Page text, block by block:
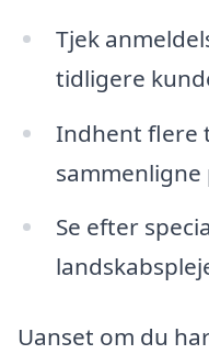
Tjek
tidligere
Indhent flere
sammenligne
Se efter
Uanset om du